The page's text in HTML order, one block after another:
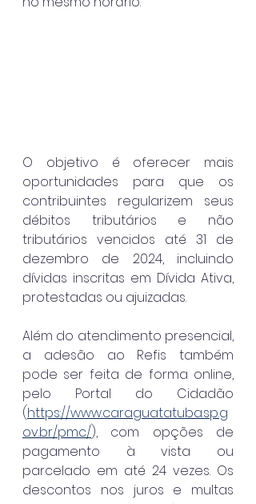
O objetivo é oferecer mais
oportunidades para que os
contribuintes regularizem seus
débitos tributários e não
tributários vencidos até 31 de
dezembro de 2024, incluindo
dívidas inscritas em Dívida Ativa,
protestadas ou ajuizadas.
Além do atendimento presencial,
a adesão ao Refis também
pode ser feita de forma online,
pelo Portal do Cidadão
(https://www.caraguatatuba.sp.g
ov.br/pmc/), com opções de
pagamento à vista ou
parcelado em até 24 vezes. Os
descontos nos juros e multas